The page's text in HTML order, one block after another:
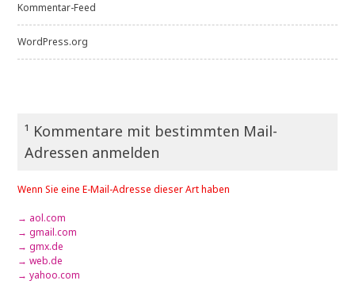
Kommentar-Feed
WordPress.org
¹ Kommentare mit bestimmten Mail-
Adressen anmelden
Wenn Sie eine E-Mail-Adresse dieser Art haben
→ aol.com
→ gmail.com
→ gmx.de
→ web.de
→ yahoo.com